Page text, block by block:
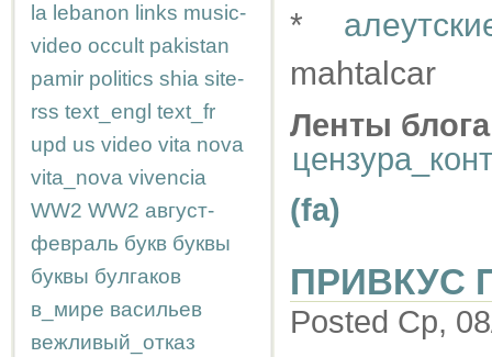
la lebanon links music-
video occult pakistan
pamir politics shia site-
rss text_engl text_fr
upd us video vita nova
vita_nova vivencia
WW2 WW2 август-
февраль букв буквы
буквы булгаков
в_мире васильев
вежливый_отказ
*
mahtalcar
Ленты
(fa)
ПРИВКУС
Posted Ср,